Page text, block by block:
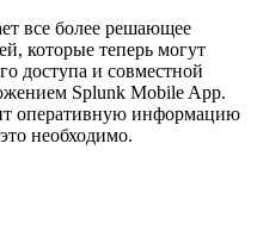
все более решающее
которые теперь могут
доступа и совместной
Splunk Mobile App.
оперативную информацию
необходимо.